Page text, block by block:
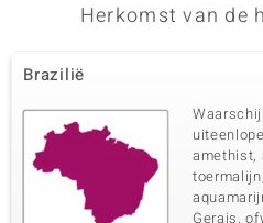
Herkomst van de
Brazilië
amethist,
Gerais,